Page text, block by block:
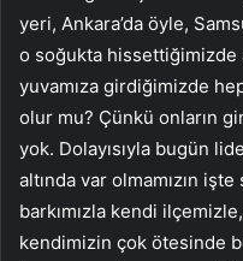
yeri, Ankara’da öyle,
o soğukta hissettiğimizde
yuvamıza girdiğimizde
olur mu? Çünkü onların
yok. Dolayısıyla bugün
altında var olmamızın
barkımızla kendi
kendimizin çok ötesinde